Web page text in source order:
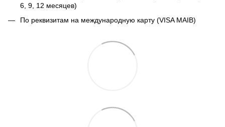
6, 9, 12 месяцев)
По реквизитам на международную карту (VISA MAIB)